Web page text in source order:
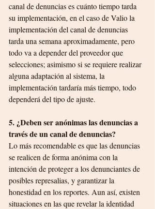
canal de denuncias es cuánto tiempo tarda
su implementación, en el caso de Valio la
implementación del canal de denuncias
tarda una semana aproximadamente, pero
todo va a depender del proveedor que
selecciones; asimismo si se requiere realizar
alguna adaptación al sistema, la
implementación tardaría más tiempo, todo
dependerá del tipo de ajuste.
5. ¿Deben ser anónimas las denuncias a
través de un canal de denuncias?
Lo más recomendable es que las denuncias
se realicen de forma anónima con la
intención de proteger a los denunciantes de
posibles represalias, y garantizar la
honestidad en los reportes. Aun así, existen
situaciones en las que revelar la identidad